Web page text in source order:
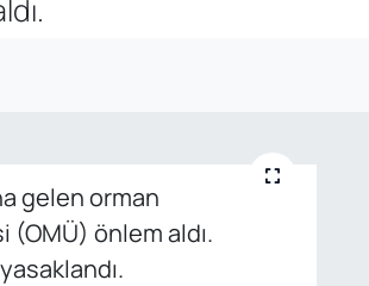
gelen orman
(OMÜ) önlem aldı.